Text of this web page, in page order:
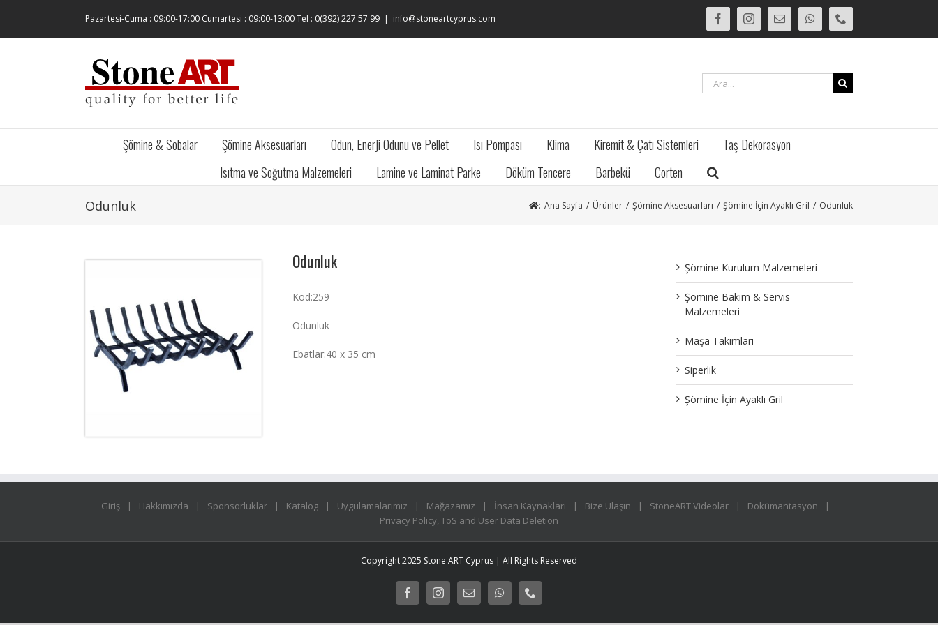
content
Pazartesi-Cuma : 09:00-17:00 Cumartesi : 09:00-13:00 Tel : 0(392) 227 57 99 | info@stoneartcyprus.com FacebookInstagram
E-
posta
WhatsApp
Ara:
Şömine & Sobalar Şömine Aksesuarları Odun, Enerji Odunu ve Pellet Isı Pompası Klima Kiremit & Çatı Sistemleri
Taş Dekorasyon
Isıtma ve Soğutma Malzemeleri
Lamine ve Laminat Parke Döküm Tencere Barbekü Corten
Odunluk : Ana Sayfa / Ürünler / Şömine Aksesuarları / Şömine İçin Ayaklı Gril / Odunluk
Odunluk
Kod:259
Odunluk
Ebatlar:40 x 35 cm
Şömine Kurulum Malzemeleri
Şömine Bakım & Servis
Malzemeleri
Maşa Takımları
Siperlik
Şömine İçin Ayaklı Gril
Giriş Hakkımızda Sponsorluklar Katalog Uygulamalarımız Mağazamız İnsan Kaynakları Bize Ulaşın StoneART Videolar
Dokümantasyon
Privacy Policy, ToS and User Data Deletion
Copyright 2025 Stone ART Cyprus | All Rights Reserved
FacebookInstagram
E-
posta
WhatsApp